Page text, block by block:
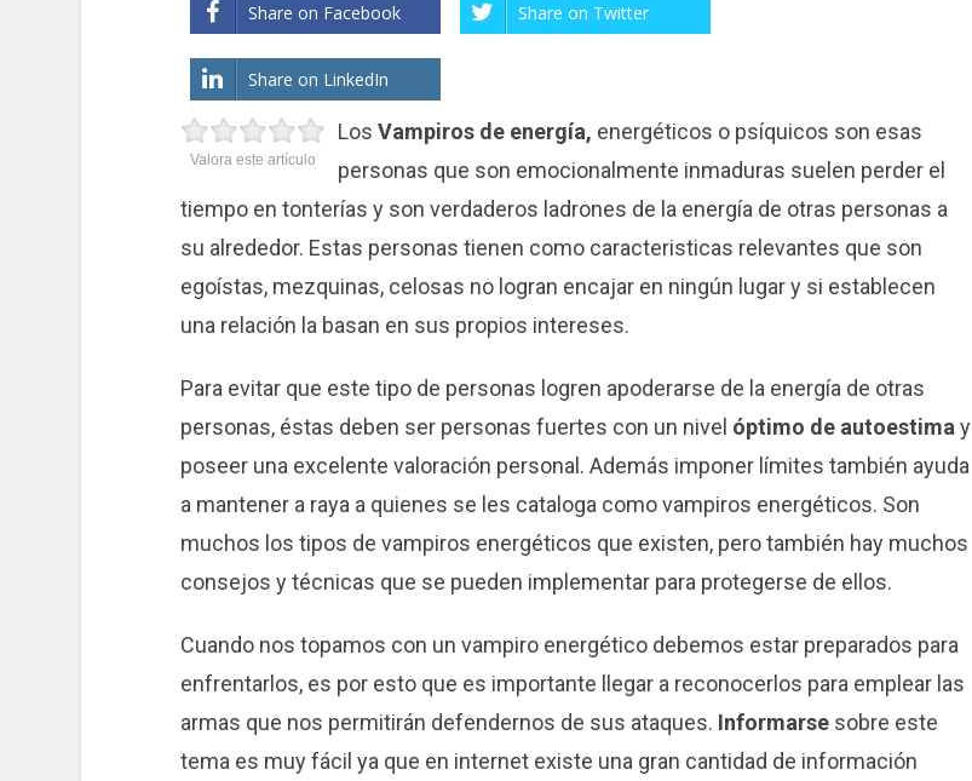
Share on Facebook Share on Twitter
Share on LinkedIn
Valora este artículo
Los Vampiros de energía, energéticos o psíquicos son esas
personas que son emocionalmente inmaduras suelen perder el
tiempo en tonterías y son verdaderos ladrones de la energía de otras personas a
su alrededor. Estas personas tienen como caracteristicas relevantes que son
egoístas, mezquinas, celosas no logran encajar en ningún lugar y si establecen
una relación la basan en sus propios intereses.
Para evitar que este tipo de personas logren apoderarse de la energía de otras
personas, éstas deben ser personas fuertes con un nivel óptimo de autoestimay
poseer una excelente valoración personal. Además imponer límites también ayuda
a mantener a raya a quienes se les cataloga como vampiros energéticos. Son
muchos los tipos de vampiros energéticos que existen, pero también hay muchos
consejos y técnicas que se pueden implementar para protegerse de ellos.
Cuando nos topamos con un vampiro energético debemos estar preparados para
enfrentarlos, es por esto que es importante llegar a reconocerlos para emplear las
armas que nos permitirán defendernos de sus ataques. Informarsesobre este
tema es muy fácil ya que en internet existe una gran cantidad de información